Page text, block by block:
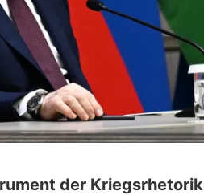
der Kriegsrhetorik